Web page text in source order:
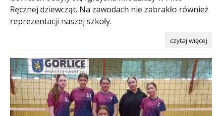
Ręcznej dziewcząt. Na zawodach nie zabrakło również
reprezentacji naszej szkoły.
czytaj więcej